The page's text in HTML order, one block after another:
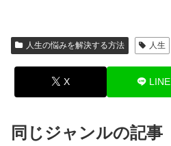
人生の悩みを解決する方法 人生
X LINE
同じジャンルの記事